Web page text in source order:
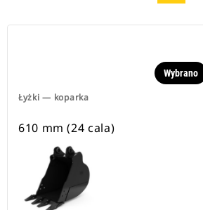
Łyżki — koparka
Wybrano
610 mm (24 cala)